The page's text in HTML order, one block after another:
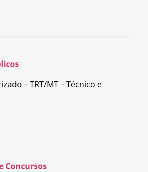
– TRT/MT – Técnico e
Concursos